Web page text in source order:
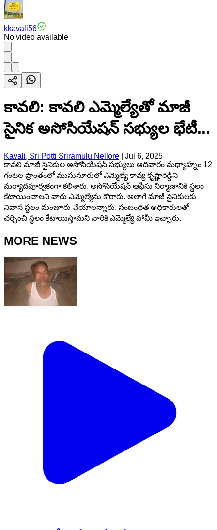
kkavali56
No video available
కావలి: కావలి ఎమ్మెల్యేతో మాజీ
సైనిక అసోసియేషన్ సభ్యుల భేటీ...
Kavali, Sri Potti Sriramulu Nellore
Jul 6, 2025
కావలి మాజీ సైనికుల అసోసియేషన్ సభ్యులు ఆదివారం మధ్యాహ్నం 12
గంటల ప్రాంతంలో ముసునూరులో ఎమ్మెల్యే కావ్య కృష్ణారెడ్డిని
మర్యాదపూర్వకంగా కలిశారు. అసోసియేషన్ ఆఫీసు నిర్మాణానికి స్థలం
కేటాయించాలని వారు ఎమ్మెల్యేను కోరారు. అలాగే మాజీ సైనికులకు
నివాస స్థలం మంజూరు చేయాలన్నారు. సంబంధిత అధికారులతో
చర్చించి స్థలం కేటాయిస్తామని వారికి ఎమ్మెల్యే హామీ ఇచ్చారు.
MORE NEWS